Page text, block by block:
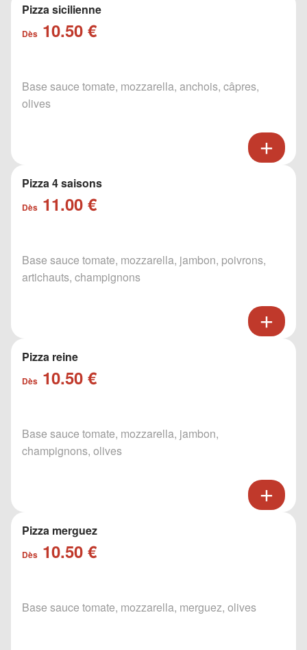
Pizza sicilienne
Dès 10.50 €
Base sauce tomate, mozzarella, anchois, câpres,
olives
Pizza 4 saisons
Dès 11.00 €
Base sauce tomate, mozzarella, jambon, poivrons,
artichauts, champignons
Pizza reine
Dès 10.50 €
Base sauce tomate, mozzarella, jambon,
champignons, olives
Pizza merguez
Dès 10.50 €
Base sauce tomate, mozzarella, merguez, olives